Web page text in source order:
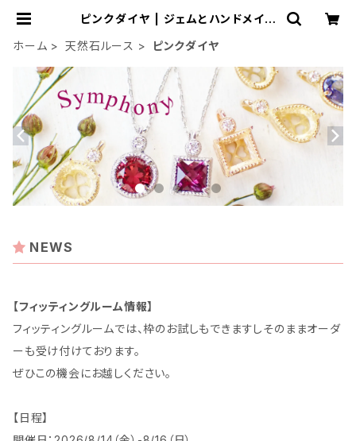
ピンクダイヤ | ジェムとハンドメイド
ホーム
天然石ルース ピンクダイヤ
NEWS
【フィッティングルーム情報】
フィッティングルームでは、枠のお試しもできますしそのままオーダ
ーも受け付けております。
ぜひこの機会にお越しください。
【日程】